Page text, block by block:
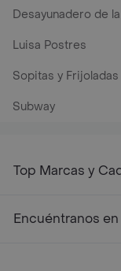
Desayunadero de
Luisa Postres
Sopitas y Frijoladas
Subway
Top Marcas y
Encuéntranos